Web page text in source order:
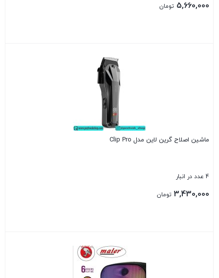
5,660,000 تومان
ماشین اصلاح گرین لاین مدل Clip Pro
4 عدد در انبار
3,430,000 تومان